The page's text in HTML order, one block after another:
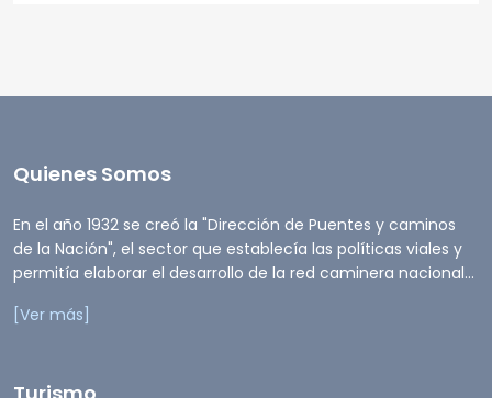
Quienes Somos
En el año 1932 se creó la "Dirección de Puentes y caminos
de la Nación", el sector que establecía las políticas viales y
permitía elaborar el desarrollo de la red caminera nacional...
[Ver más]